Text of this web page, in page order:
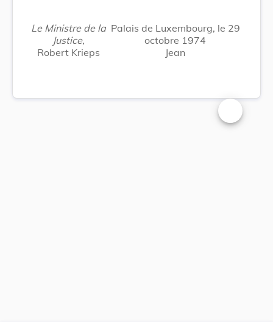
Le Ministre de la
Justice,
Robert Krieps
Palais de Luxembourg, le 29
octobre 1974
Jean
Changer la